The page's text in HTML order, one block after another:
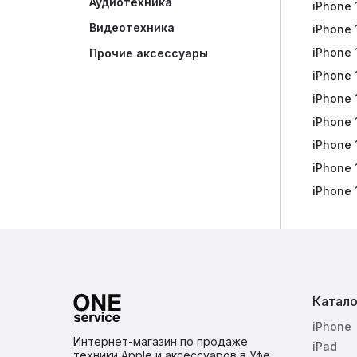
Видеотехника
Прочие аксессуары
iPhone
iPhone
iPhone
iPhone
iPhone
iPhone
iPhone
iPhone
iPhone
Яндекс
Яндекс
iPhone
iPad
Интернет-магазин по продаже